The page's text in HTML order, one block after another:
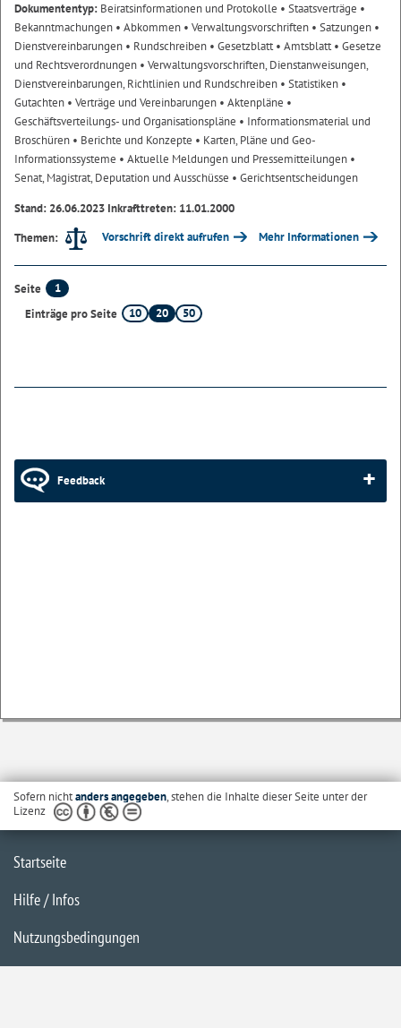
Dokumententyp: Beiratsinformationen und Protokolle • Staatsverträge •
Bekanntmachungen • Abkommen • Verwaltungsvorschriften • Satzungen •
Dienstvereinbarungen • Rundschreiben • Gesetzblatt• Amtsblatt• Gesetze
und Rechtsverordnungen • Verwaltungsvorschriften, Dienstanweisungen,
Dienstvereinbarungen, Richtlinien und Rundschreiben • Statistiken •
Gutachten • Verträge und Vereinbarungen • Aktenpläne •
Geschäftsverteilungs- und Organisationspläne • Informationsmaterial und
Broschüren • Berichte und Konzepte • Karten, Pläne und Geo-
Informationssysteme • Aktuelle Meldungen und Pressemitteilungen •
Senat, Magistrat, Deputation und Ausschüsse • Gerichtsentscheidungen
Stand: 26.06.2023 Inkrafttreten: 11.01.2000
Themen:
Vorschrift direkt aufrufen Mehr Informationen
Seite
1
Einträge pro Seite
10 20 50
Feedback
Sofern nichtanders angegeben, stehen die Inhalte dieser Seite unter der
Lizenz
Startseite
Hilfe / Infos
Nutzungsbedingungen